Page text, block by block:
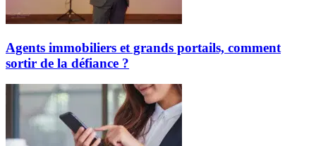
Agents immobiliers et grands portails, comment
sortir de la défiance ?